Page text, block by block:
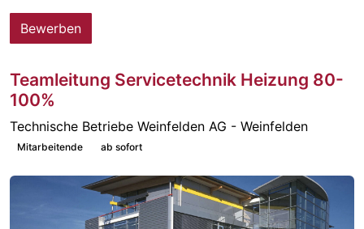
Bewerben
Teamleitung Servicetechnik Heizung 80-
100%
Technische Betriebe Weinfelden AG - Weinfelden
Mitarbeitende ab sofort